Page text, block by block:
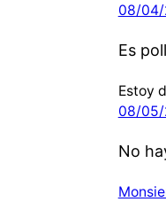
08/04/
Es
Estoy
08/05/
No